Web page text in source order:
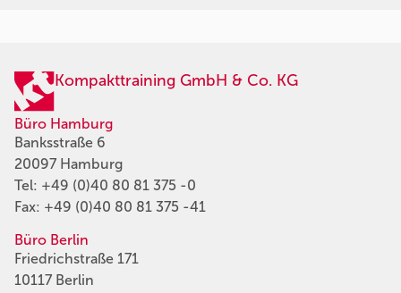
Kompakttraining GmbH & Co. KG
Büro Hamburg
Banksstraße 6
20097 Hamburg
Tel: +49 (0)40 80 81 375 -0
Fax: +49 (0)40 80 81 375 -41
Büro Berlin
Friedrichstraße 171
10117 Berlin